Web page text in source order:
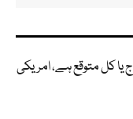
یا کل متوقع ہے، امریکی